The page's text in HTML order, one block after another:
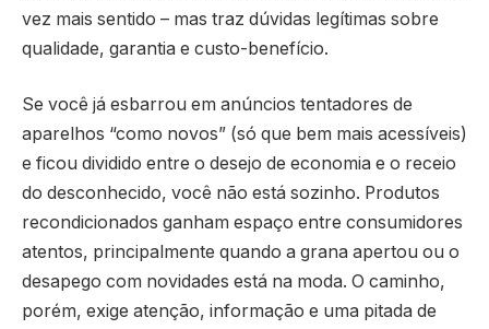
vez mais sentido – mas traz dúvidas legítimas sobre
qualidade, garantia e custo-benefício.
Se você já esbarrou em anúncios tentadores de
aparelhos “como novos” (só que bem mais acessíveis)
e ficou dividido entre o desejo de economia e o receio
do desconhecido, você não está sozinho. Produtos
recondicionados ganham espaço entre consumidores
atentos, principalmente quando a grana apertou ou o
desapego com novidades está na moda. O caminho,
porém, exige atenção, informação e uma pitada de